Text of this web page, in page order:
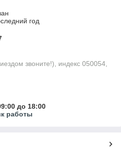
год
звоните!), индекс 050054,
до 18:00
работы